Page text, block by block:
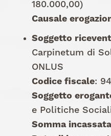
180.000,00)
Causale
Soggetto
Carpinetum di
ONLUS
Codice fiscale:
Soggetto
e Politiche
Somma incassata